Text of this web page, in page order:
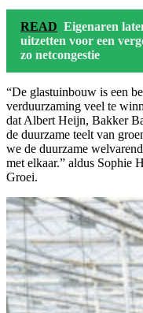
READ Eigenaren
uitzetten voor een
zo netcongestie
“De glastuinbouw is een
verduurzaming veel te
dat Albert Heijn, Bakker
de duurzame teelt van
we de duurzame
met elkaar.” aldus Sophie
Groei.